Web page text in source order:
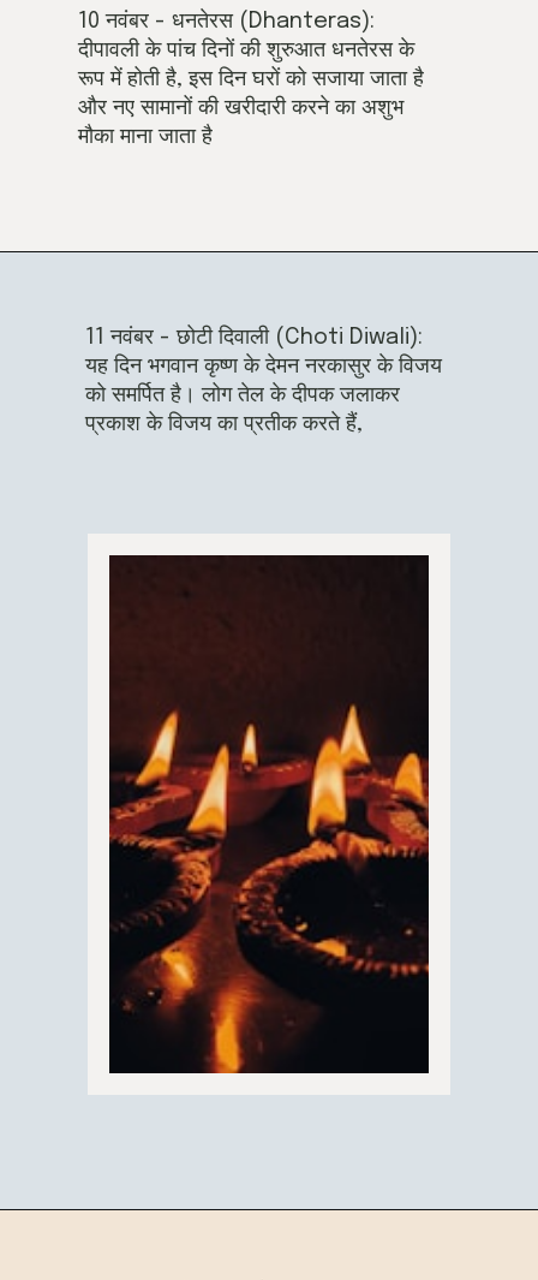
10 नवंबर - धनतेरस (Dhanteras):
दीपावली के पांच दिनों की शुरुआत धनतेरस के
रूप में होती है, इस दिन घरों को सजाया जाता है
और नए सामानों की खरीदारी करने का अशुभ
मौका माना जाता है
11 नवंबर - छोटी दिवाली (Choti Diwali):
यह दिन भगवान कृष्ण के देमन नरकासुर के विजय
को समर्पित है। लोग तेल के दीपक जलाकर
प्रकाश के विजय का प्रतीक करते हैं,